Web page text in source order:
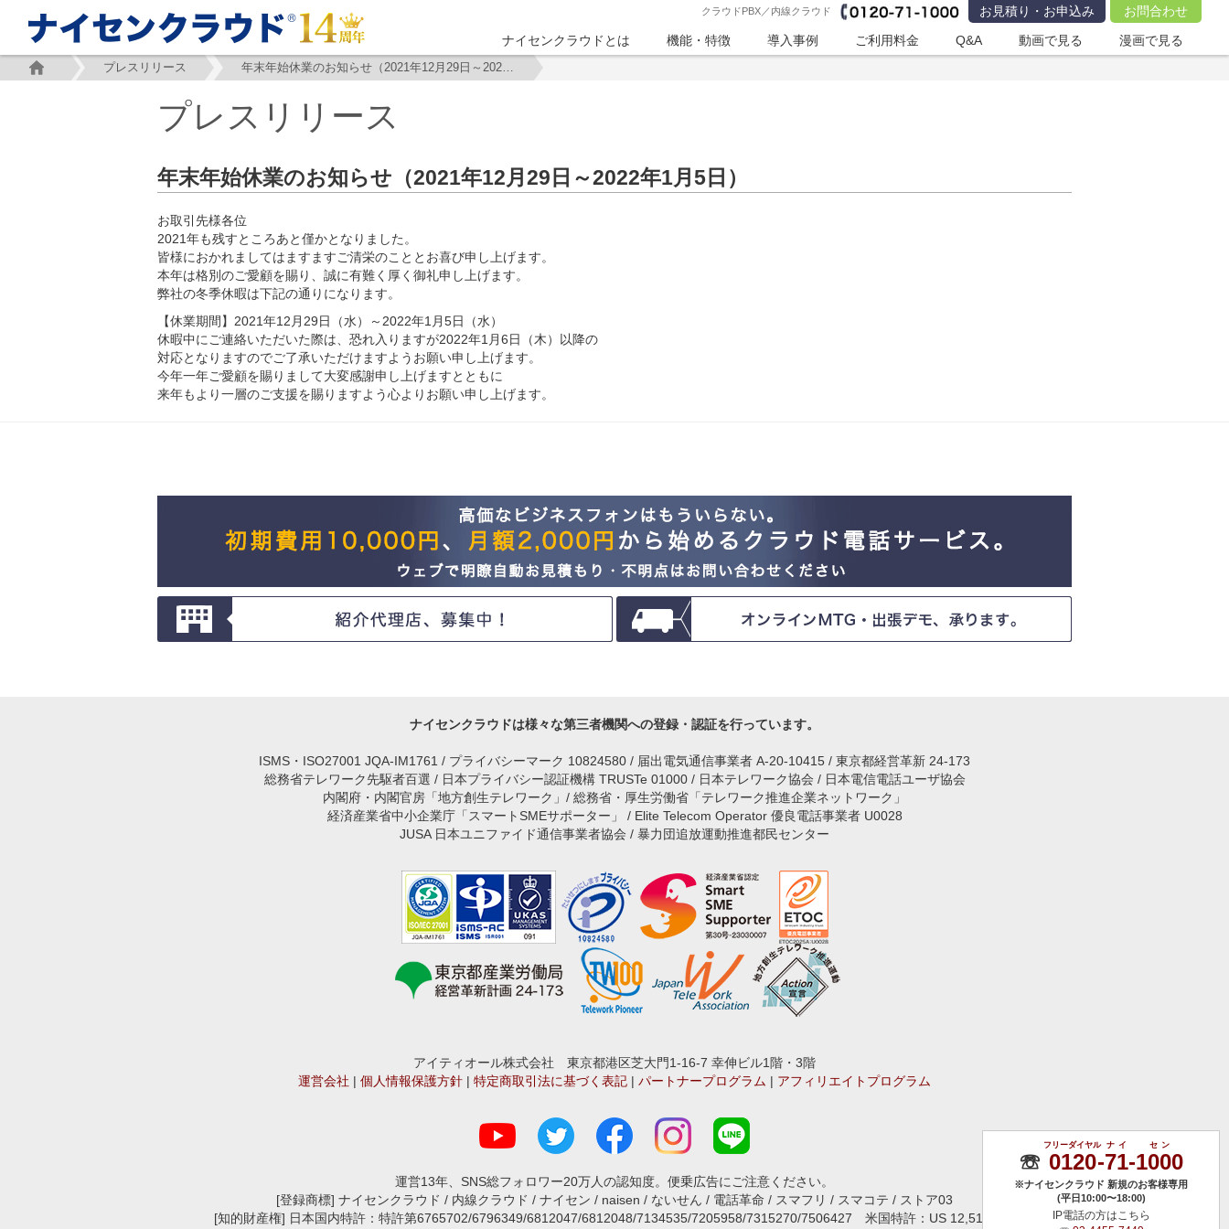
お問合わせ
お見積り・お申込み
クラウドPBX／内線クラウド
ナイセンクラウドとは 機能・特徴 導入事例 ご利用料金 Q&A 動画で見る 漫画で見る
プレスリリース 年末年始休業のお知らせ（2021年12月29日～2022年1月5日）
プレスリリース
年末年始休業のお知らせ（2021年12月29日～2022年1月5日）
お取引先様各位
2021年も残すところあと僅かとなりました。
皆様におかれましてはますますご清栄のこととお喜び申し上げます。
本年は格別のご愛顧を賜り、誠に有難く厚く御礼申し上げます。
弊社の冬季休暇は下記の通りになります。
【休業期間】2021年12月29日（水）～2022年1月5日（水）
休暇中にご連絡いただいた際は、恐れ入りますが2022年1月6日（木）以降の
対応となりますのでご了承いただけますようお願い申し上げます。
今年一年ご愛顧を賜りまして大変感謝申し上げますとともに
来年もより一層のご支援を賜りますよう心よりお願い申し上げます。
ナイセンクラウドは様々な第三者機関への登録・認証を行っています。
ISMS・ISO27001 JQA-IM1761 / プライバシーマーク 10824580 / 届出電気通信事業者 A-20-10415 / 東京都経営革新 24-173
総務省テレワーク先駆者百選 / 日本プライバシー認証機構 TRUSTe 01000 / 日本テレワーク協会 / 日本電信電話ユーザ協会
内閣府・内閣官房「地方創生テレワーク」/ 総務省・厚生労働省「テレワーク推進企業ネットワーク」
経済産業省中小企業庁「スマートSMEサポーター」 / Elite Telecom Operator 優良電話事業者 U0028
JUSA 日本ユニファイド通信事業者協会 / 暴力団追放運動推進都民センター
アイティオール株式会社 東京都港区芝大門1-16-7 幸伸ビル1階・3階
運営会社 | 個人情報保護方針 | 特定商取引法に基づく表記 | パートナープログラム | アフィリエイトプログラム
運営13年、SNS総フォロワー20万人の認知度。便乗広告にご注意ください。
[登録商標] ナイセンクラウド / 内線クラウド / ナイセン / naisen / ないせん / 電話革命 / スマフリ / スマコテ / ストア03
[知的財産権] 日本国内特許：特許第6765702/6796349/6812047/6812048/7134535/7205958/7315270/7506427 米国特許：US 12,513,247
☏ 0120
フリーダイヤル
-71
ナイ
-1000
セン
※ナイセンクラウド 新規のお客様専用
(平日10:00〜18:00)
IP電話の方はこちら